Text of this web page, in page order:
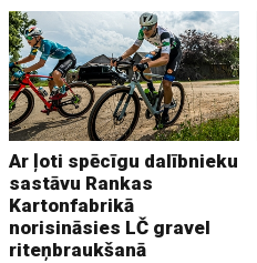
Ar ļoti spēcīgu dalībnieku
sastāvu Rankas
Kartonfabrikā
norisināsies LČ gravel
riteņbraukšanā